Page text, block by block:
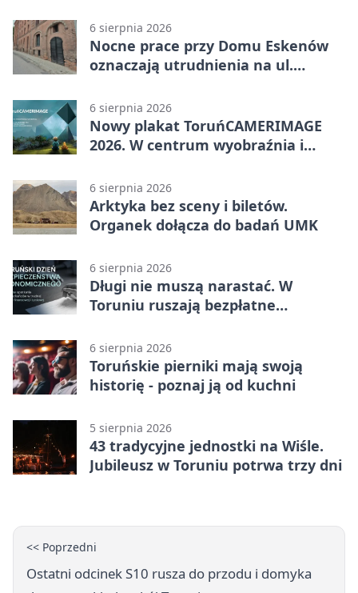
6 sierpnia 2026
Nocne prace przy Domu Eskenów
oznaczają utrudnienia na ul.
6 sierpnia 2026
Nowy plakat ToruńCAMERIMAGE
2026. W centrum wyobraźnia i
6 sierpnia 2026
Arktyka bez sceny i biletów.
Organek dołącza do badań UMK
6 sierpnia 2026
Długi nie muszą narastać. W
Toruniu ruszają bezpłatne
6 sierpnia 2026
Toruńskie pierniki mają swoją
historię - poznaj ją od kuchni
5 sierpnia 2026
43 tradycyjne jednostki na Wiśle.
Jubileusz w Toruniu potrwa trzy dni
<< Poprzedni
Ostatni odcinek S10 rusza do przodu i domyka